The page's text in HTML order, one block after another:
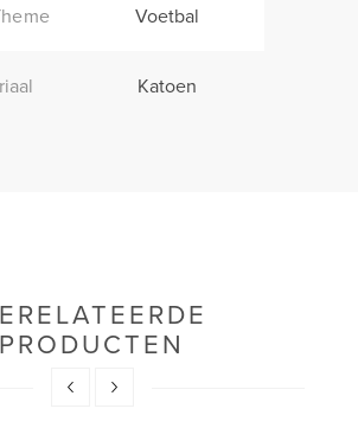
Voetbal
Katoen
PRODUCTEN